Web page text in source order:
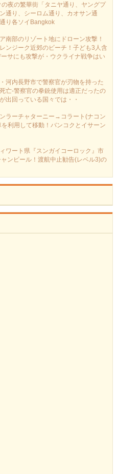
夜の繁華街「タニヤ通り、ヤングプ
通り、シーロム通り、カオサン通
り各ソイBangkok
南部のリゾート地にドローン攻撃！
ンジーク近郊のビーチ！子ども3人含
サにも攻撃が・ウクライナ戦争はい
河内長野市で警察官が刃物を持った
亡-警察官の拳銃使用は適正だったの
出回っている国々では・・
ラーチャターニー→コラート(ナコン
利用して移動！バンコクとイサーン
ワート県『スンガイコーロック』市
ンビール！渡航中止勧告(レベル3)の